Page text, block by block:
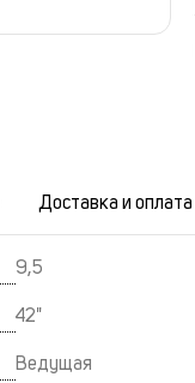
Доставка и оплата
9,5
42"
Ведущая